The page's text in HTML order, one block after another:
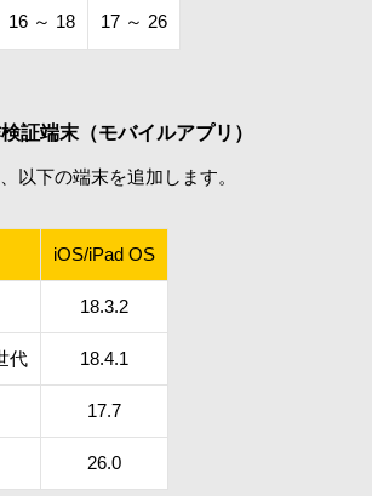
申込
索
マイページ
16 ～ 18 17 ～ 26
証端末（モバイルアプリ）
以下の端末を追加します。
iOS/iPad OS
18.3.2
代 18.4.1
17.7
26.0